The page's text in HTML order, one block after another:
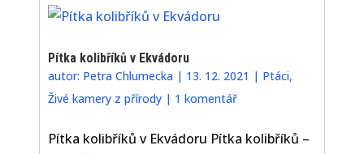
Pítka kolibříků v Ekvádoru
autor: Petra Chlumecka | 13. 12. 2021 | Ptáci,
Živé kamery z přírody | 1 komentář
Pítka kolibříků v Ekvádoru Pítka kolibříků –